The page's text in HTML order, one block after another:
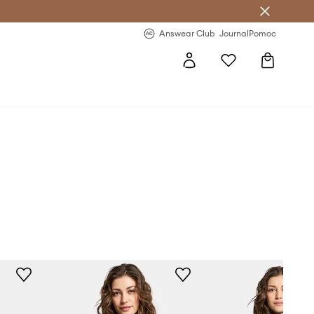
Answear Club JournalPomoc